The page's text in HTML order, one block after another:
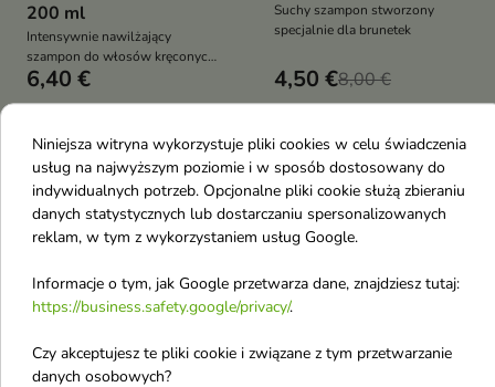
200 ml
Intensywnie nawilżający
szampon do włosów kręconych
i falowanych
6,40 €
Suchy szampon stworzony
specjalnie dla brunetek
4,50 €8,00 €
favorite_border favorite_border
Niniejsza witryna wykorzystuje pliki cookies w celu świadczenia
usług na najwyższym poziomie i w sposób dostosowany do
indywidualnych potrzeb. Opcjonalne pliki cookie służą zbieraniu
danych statystycznych lub dostarczaniu spersonalizowanych
reklam, w tym z wykorzystaniem usług Google.
Informacje o tym, jak Google przetwarza dane, znajdziesz tutaj:
https://business.safety.google/privacy/.
Czy akceptujesz te pliki cookie i związane z tym przetwarzanie
danych osobowych?